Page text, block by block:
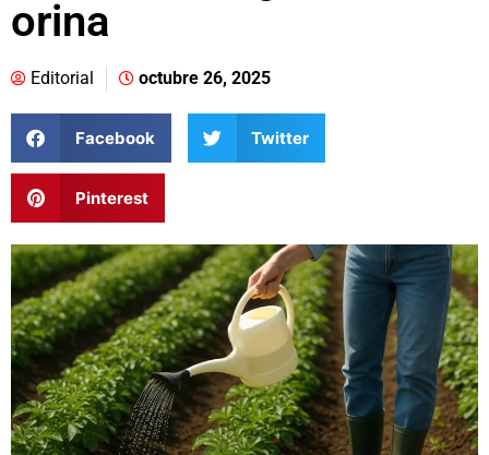
orina
Editorial octubre 26, 2025
Facebook Twitter
Pinterest